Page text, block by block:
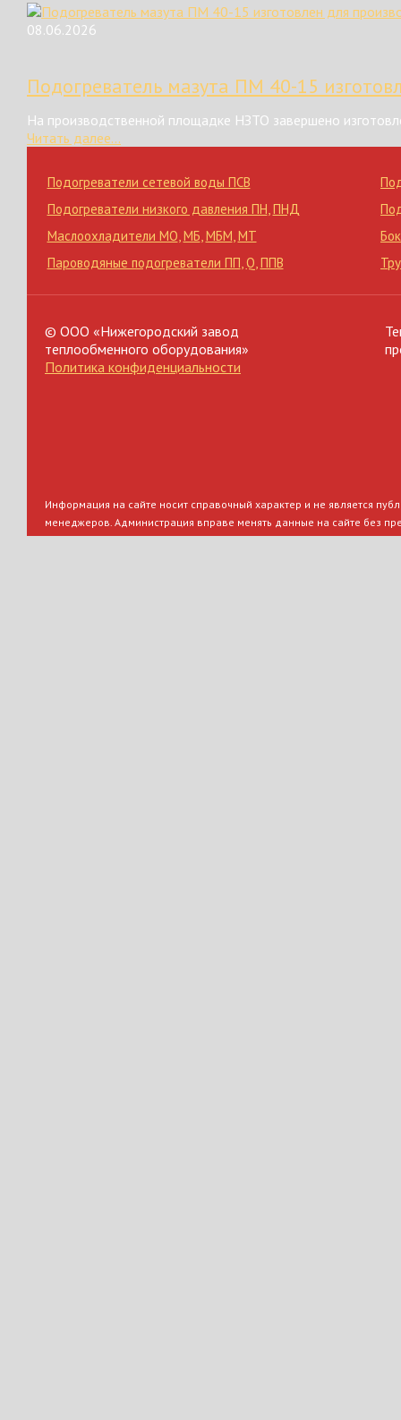
08.06.2026
Подогреватель мазута ПМ 40-15
На производственной площадке НЗТО завершено
Читать далее...
Подогреватели сетевой воды ПСВ
Подогреватели низкого давления ПН,ПНД
Маслоохладители МО,МБ,МБМ,МТ
Пароводяные подогреватели ПП,Q,ППВ
© ООО «Нижегородский завод
теплообменного оборудования»
Политика конфиденциальности
Информация на сайте носит справочный характер и не является
менеджеров. Администрация вправе менять данные на сайте без